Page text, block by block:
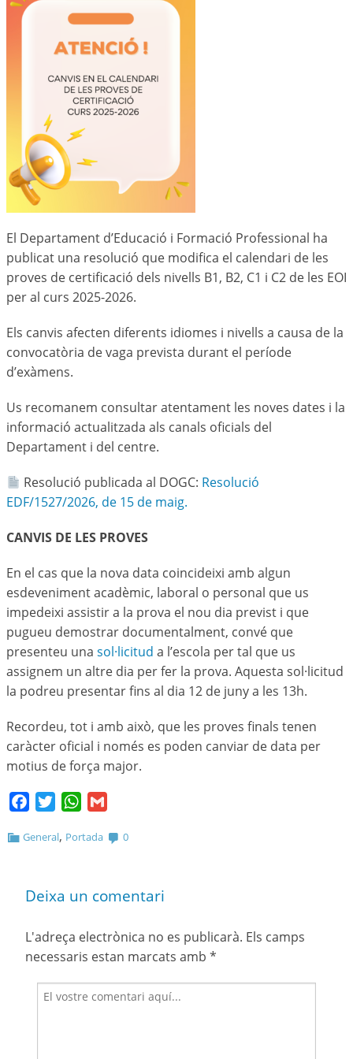
El Departament d’Educació i Formació Professional ha
publicat una resolució que modifica el calendari de les
proves de certificació dels nivells B1, B2, C1 i C2 de les EOI
per al curs 2025-2026.
Els canvis afecten diferents idiomes i nivells a causa de la
convocatòria de vaga prevista durant el període
d’exàmens.
Us recomanem consultar atentament les noves dates i la
informació actualitzada als canals oficials del
Departament i del centre.
Resolució publicada al DOGC: Resolució
EDF/1527/2026, de 15 de maig.
CANVIS DE LES PROVES
En el cas que la nova data coincideixi amb algun
esdeveniment acadèmic, laboral o personal que us
impedeixi assistir a la prova el nou dia previst i que
pugueu demostrar documentalment, convé que
presenteu una sol·licitud a l’escola per tal que us
assignem un altre dia per fer la prova. Aquesta sol·licitud
la podreu presentar fins al dia 12 de juny a les 13h.
Recordeu, tot i amb això, que les proves finals tenen
caràcter oficial i només es poden canviar de data per
motius de força major.
FacebookTwitterWhatsApp
General, Portada 0
Deixa un comentari
L'adreça electrònica no es publicarà. Els camps
necessaris estan marcats amb *